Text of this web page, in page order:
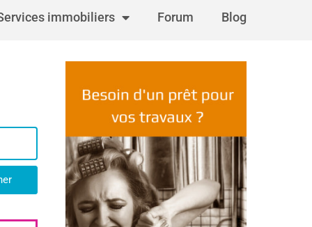
immobiliers Forum Blog